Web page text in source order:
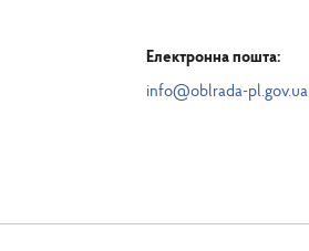
Електронна пошта:
info@oblrada-pl.gov.ua